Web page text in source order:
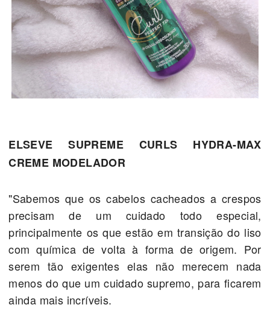
ELSEVE SUPREME CURLS HYDRA-MAX
CREME MODELADOR
"Sabemos que os cabelos cacheados a crespos
precisam de um cuidado todo especial,
principalmente os que estão em transição do liso
com química de volta à forma de origem. Por
serem tão exigentes elas não merecem nada
menos do que um cuidado supremo, para ficarem
ainda mais incríveis.